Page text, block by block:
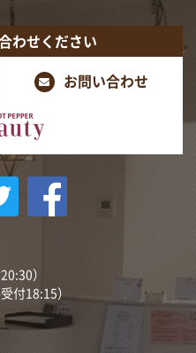
わせください
お問い合わせ
）
付18:15）